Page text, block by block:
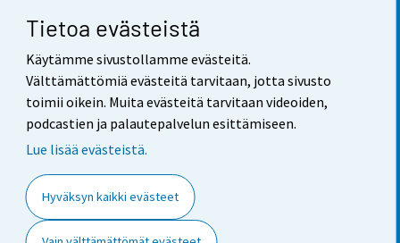
Tietoa evästeistä
Käytämme sivustollamme evästeitä.
Välttämättömiä evästeitä tarvitaan, jotta sivusto
toimii oikein. Muita evästeitä tarvitaan videoiden,
podcastien ja palautepalvelun esittämiseen.
Lue lisää evästeistä.
Hyväksyn kaikki evästeet
Yhteystiedot
Palaute
Käyttöehdot
Saavutettavuus
Tietoa sivustosta